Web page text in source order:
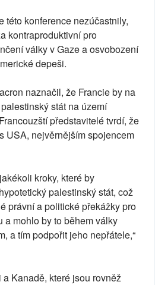
této konference nezúčastnily,
kontraproduktivní pro
války v Gaze a osvobození
depeši.
naznačil, že Francie by na
stát na území
představitelé tvrdí, že
USA, nejvěrnějším spojencem
kroky, které by
palestinský stát, což
právní a politické překážky pro
a mohlo by to během války
a tím podpořit jeho nepřátele,“
Kanadě, které jsou rovněž